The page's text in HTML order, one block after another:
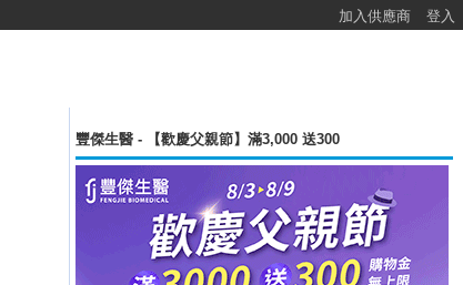
加入供應商 登入
豐傑生醫 - 【歡慶父親節】滿3,000 送300